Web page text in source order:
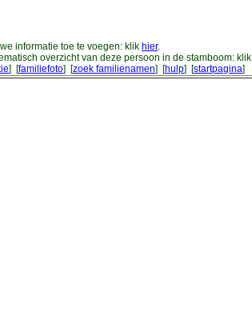
informatie toe te voegen: klik hier.
overzicht van deze persoon in de stamboom: klik
] [familiefoto] [zoek familienamen] [hulp] [startpagina]